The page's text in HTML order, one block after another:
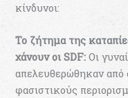
κίνδυνοι:
Το ζήτημα της
χάνουν οι SDF:Οι
απελευθερώθηκαν από
φασιστικούς